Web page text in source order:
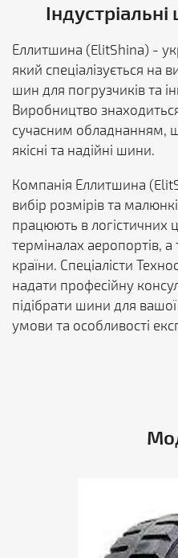
Еллитшина (ElitShina) -
який спеціалізується на
шин для погрузчиків та
Виробництво
сучасним обладнанням,
якісні та надійні шини.
Компанія Еллитшина
вибір розмірів та
працюють в логістичних
терміналах аеропортів,
країни. Спеціалісти
надати професійну
підібрати шини для
умови та особливості